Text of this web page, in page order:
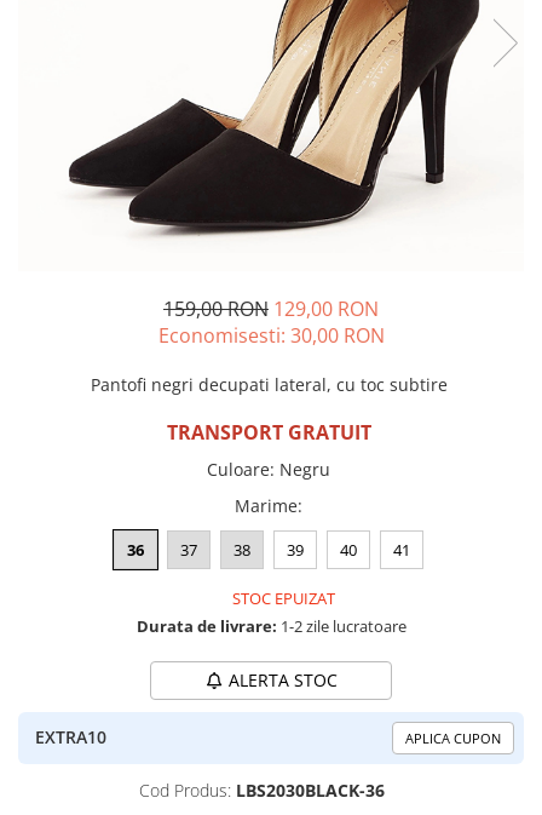
Incaltamine primavara-vara piele
Blugi si pantaloni
Pulovere si cardigane
159,00 RON 129,00 RON
Economisesti: 30,00 RON
Pantofi negri decupati lateral, cu toc subtire
TRANSPORT GRATUIT
Culoare: Negru
Marime:
36 37 38 39 40 41
STOC EPUIZAT
Durata de livrare: 1-2 zile lucratoare
ALERTA STOC
EXTRA10 APLICA CUPON
Cod Produs: LBS2030BLACK-36